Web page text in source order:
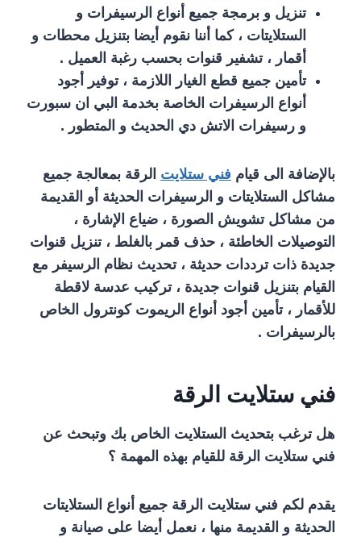
تنزيل و برمجة جميع أنواع الرسيفرات و
الستلايتات ، كما أننا نقوم أيضا بتنزيل محطات و
أقمار ، تشفير قنوات بحسب رغبة العميل .
تأمين جميع قطع الغيار اللازمة ، توفير أجود
أنواع الرسيفرات الخاصة بخدمة البي ان سبورت
و رسيفرات الاتش دي الحديث و المتطور .
بالإضافة الى قيام فني ستلايت الرقة بمعالجة جميع
مشاكل الستلايتات و الرسيفرات الحديثة أو القديمة
من مشاكل تشويش الصورة ، ضياع الإشارة ،
التوصيلات الخاطئة ، حذف قمر بالغلط ، تنزيل قنوات
جديدة ذات ترددات حديثة ، تحديث نظام الرسيفر مع
القيام بتنزيل قنوات جديدة ، تركيب عدسة لاقطة
للأقمار ، تأمين أجود أنواع الريموت كونترول الخاص
بالرسيفرات .
فني ستلايت الرقة
هل ترغب بتحديث الستلايت الخاص بك وتبحث عن
فني ستلايت الرقة للقيام بهذه المهمة ؟
يقدم لكم فني ستلايت الرقة جميع أنواع الستلايتات
الحديثة و القديمة منها ، نعمل أيضا على صيانة و